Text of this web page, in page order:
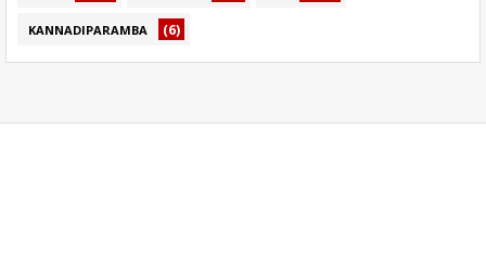
KANNADIPARAMBA (6)